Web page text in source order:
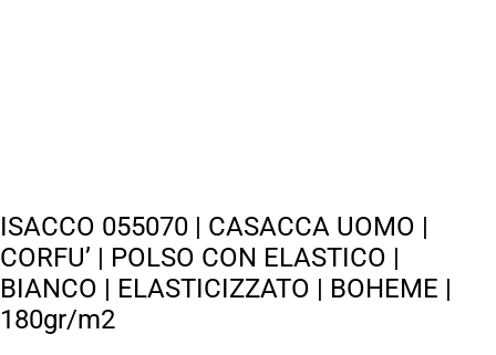
ISACCO 055070 | CASACCA UOMO |
CORFU’ | POLSO CON ELASTICO |
BIANCO | ELASTICIZZATO | BOHEME |
180gr/m2